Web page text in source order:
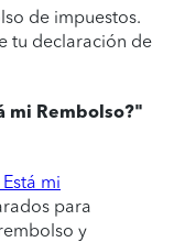
de impuestos.
tu declaración de
mi Rembolso?"
mi
para
y